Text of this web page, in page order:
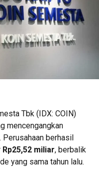
Tbk (IDX: COIN)
mencengangkan
berhasil
Rp25,52 miliar, berbalik
yang sama tahun lalu.